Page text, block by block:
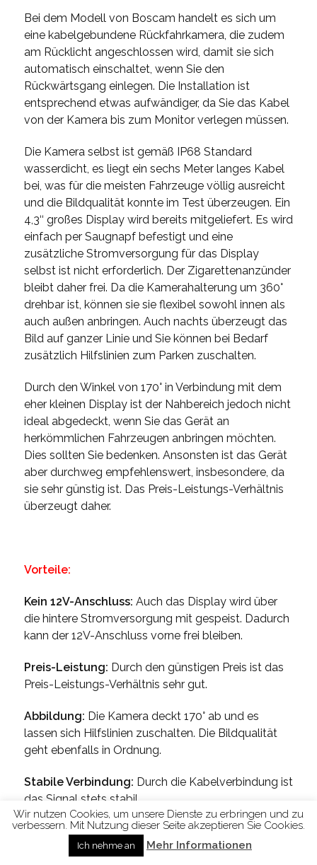
Bei dem Modell von Boscam handelt es sich um
eine kabelgebundene Rückfahrkamera, die zudem
am Rücklicht angeschlossen wird, damit sie sich
automatisch einschaltet, wenn Sie den
Rückwärtsgang einlegen. Die Installation ist
entsprechend etwas aufwändiger, da Sie das Kabel
von der Kamera bis zum Monitor verlegen müssen.
Die Kamera selbst ist gemäß IP68 Standard
wasserdicht, es liegt ein sechs Meter langes Kabel
bei, was für die meisten Fahrzeuge völlig ausreicht
und die Bildqualität konnte im Test überzeugen. Ein
4,3‘‘ großes Display wird bereits mitgeliefert. Es wird
einfach per Saugnapf befestigt und eine
zusätzliche Stromversorgung für das Display
selbst ist nicht erforderlich. Der Zigarettenanzünder
bleibt daher frei. Da die Kamerahalterung um 360°
drehbar ist, können sie sie flexibel sowohl innen als
auch außen anbringen. Auch nachts überzeugt das
Bild auf ganzer Linie und Sie können bei Bedarf
zusätzlich Hilfslinien zum Parken zuschalten.
Durch den Winkel von 170° in Verbindung mit dem
eher kleinen Display ist der Nahbereich jedoch nicht
ideal abgedeckt, wenn Sie das Gerät an
herkömmlichen Fahrzeugen anbringen möchten.
Dies sollten Sie bedenken. Ansonsten ist das Gerät
aber durchweg empfehlenswert, insbesondere, da
sie sehr günstig ist. Das Preis-Leistungs-Verhältnis
überzeugt daher.
Vorteile:
Kein 12V-Anschluss: Auch das Display wird über
die hintere Stromversorgung mit gespeist. Dadurch
kann der 12V-Anschluss vorne frei bleiben.
Preis-Leistung: Durch den günstigen Preis ist das
Preis-Leistungs-Verhältnis sehr gut.
Abbildung: Die Kamera deckt 170° ab und es
lassen sich Hilfslinien zuschalten. Die Bildqualität
geht ebenfalls in Ordnung.
Stabile Verbindung: Durch die Kabelverbindung ist
das Signal stets stabil.
Wasserdicht:Die Kamera ist wasserdicht und dank
des 360° Fußes sehr flexibel installierbar.
Wir nutzen Cookies, um unsere Dienste zu erbringen und zu
verbessern. Mit Nutzung dieser Seite akzeptieren Sie Cookies.
Ich nehme an Mehr Informationen